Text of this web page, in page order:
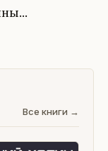
Все книги →